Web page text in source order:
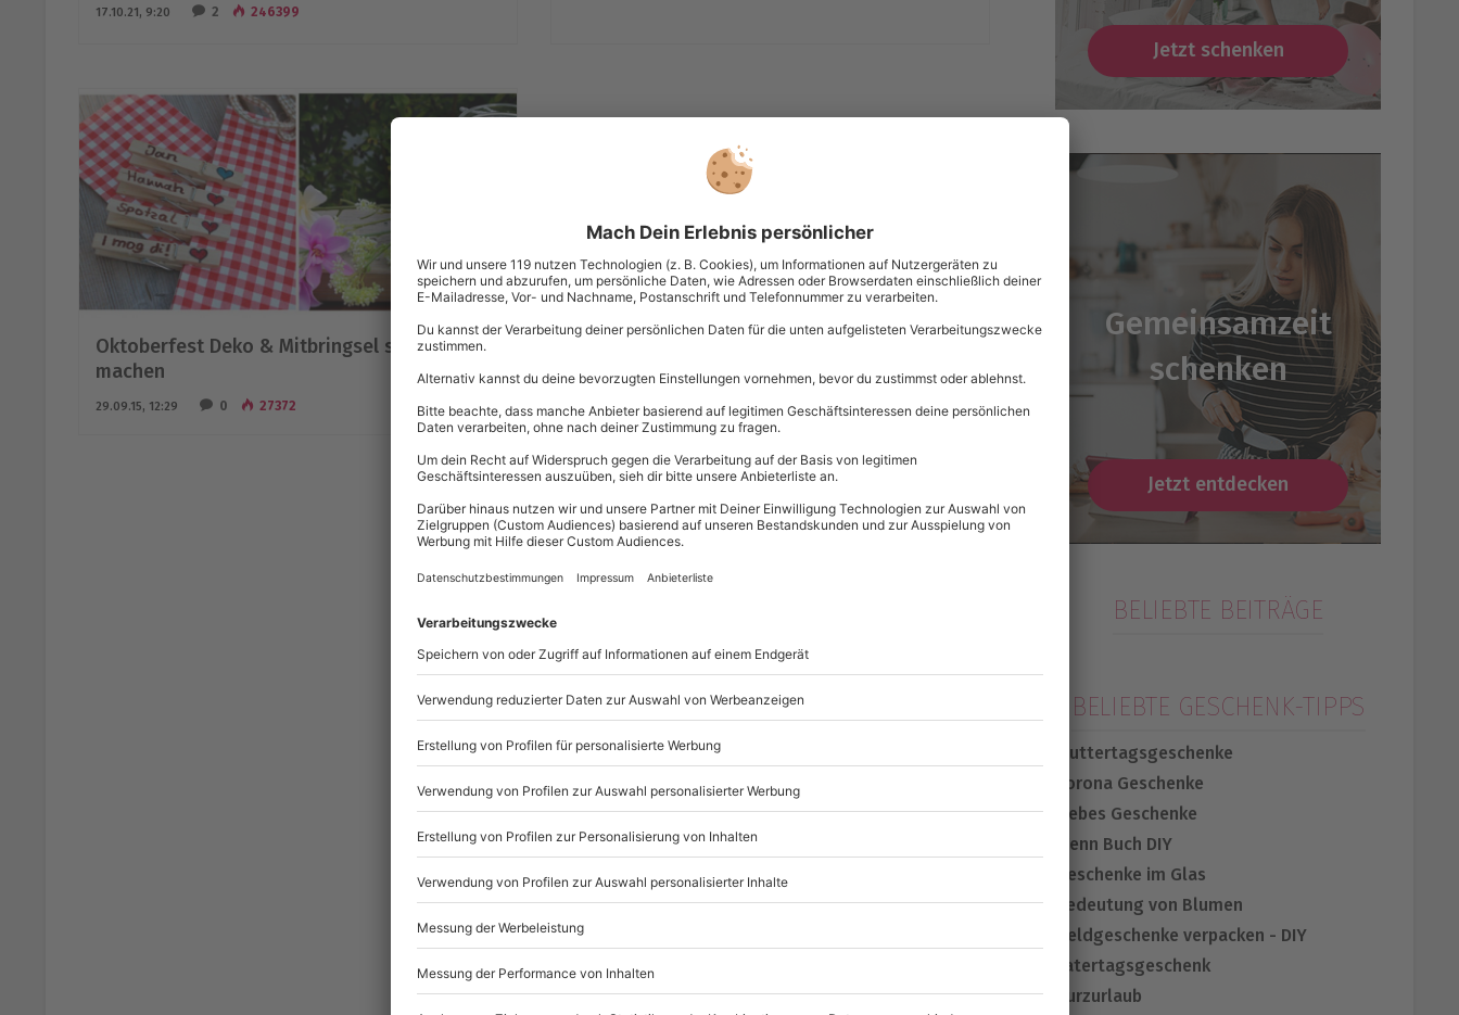
17.10.21, 9:20 2 246399
Oktoberfest Deko & Mitbringsel selber
machen
29.09.15, 12:29 0 27372
Jetzt schenken
Gemeinsamzeit
schenken
Jetzt entdecken
BELIEBTE BEITRÄGE
BELIEBTE GESCHENK-TIPPS
Muttertagsgeschenke
Corona Geschenke
Liebes Geschenke
Wenn Buch DIY
Geschenke im Glas
Bedeutung von Blumen
Geldgeschenke verpacken - DIY
Vatertagsgeschenk
Kurzurlaub